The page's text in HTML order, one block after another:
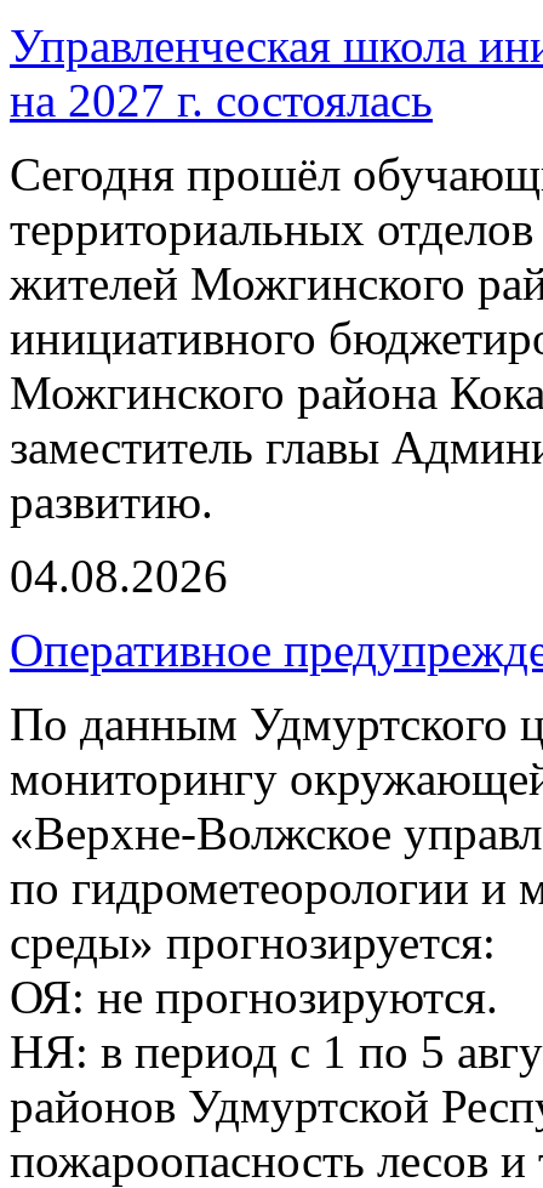
Управленческая школа
на 2027 г. состоялась
Сегодня прошёл
территориальных
жителей Можгинского
инициативного
Можгинского района
заместитель главы
развитию.
04.08.2026
Оперативное
По данным Удмуртского
мониторингу
«Верхне-Волжское
по гидрометеорологии
среды» прогнозируется:
ОЯ: не прогнозируются.
НЯ: в период с 1 по 5
районов Удмуртской
пожароопасность лесов